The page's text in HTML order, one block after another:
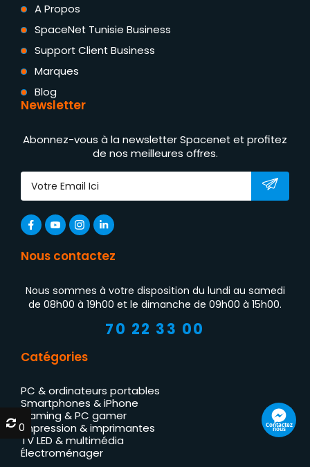
A Propos
SpaceNet Tunisie Business
Support Client Business
Marques
Blog
Newsletter
Abonnez-vous à la newsletter Spacenet et profitez
de nos meilleures offres.
Nous contactez
Nous sommes à votre disposition du lundi au samedi
de 08h00 à 19h00 et le dimanche de 09h00 à 15h00.
70 22 33 00
Catégories
PC & ordinateurs portables
Smartphones & iPhone
Gaming & PC gamer
Impression & imprimantes
TV LED & multimédia
Électroménager
Contactez
nous
0
0